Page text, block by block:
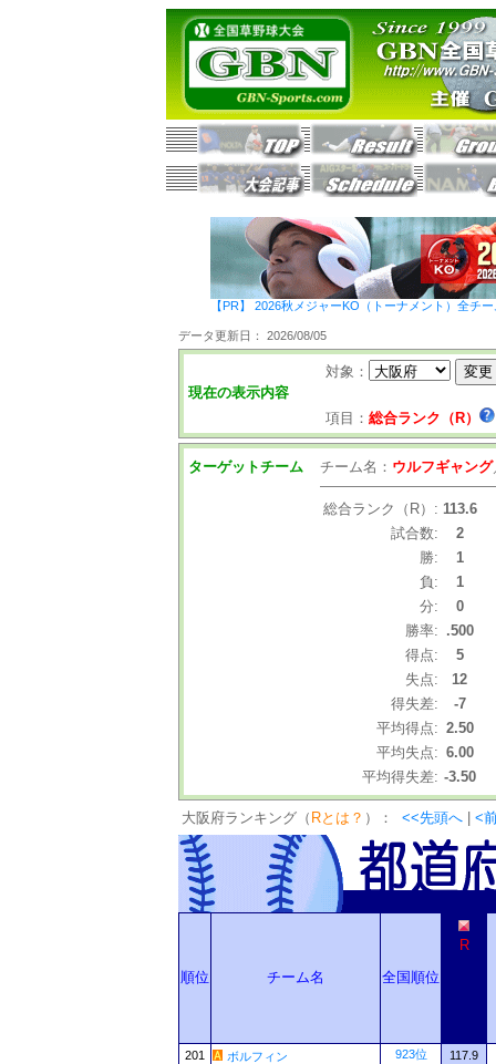
【PR】 2026秋メジャーKO（トーナメント）全チ
データ更新日： 2026/08/05
現在の表示内容
対象：
項目： 総合ランク（R）
ターゲットチーム チーム名： ウルフギャング
総合ランク（R）: 113.6
試合数:
2
勝:
1
負:
1
分:
0
勝率: .500
得点:
5
失点:
12
得失差:
-7
平均得点: 2.50
平均失点: 6.00
平均得失差: -3.50
大阪府ランキング（ Rとは？ ）： <<先頭へ <
順位 チーム名 全国順位
R
201 ボルフィン 923位
117.9